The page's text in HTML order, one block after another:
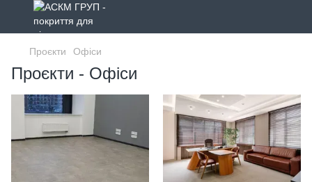
Проєкти Офіси
Проєкти - Офіси